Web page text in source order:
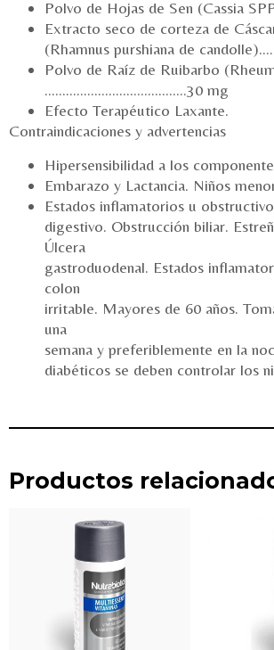
Polvo de Hojas de Sen (Cassia
Extracto seco de corteza de
(Rhamnus purshiana de
Polvo de Raíz de Ruibarbo
………………………………….30 mg
Efecto Terapéutico Laxante.
Contraindicaciones y advertencias
Hipersensibilidad a los
Embarazo y Lactancia. Niños
Estados inflamatorios u
digestivo. Obstrucción biliar.
Úlcera
gastroduodenal. Estados
colon
irritable. Mayores de 60 años.
una
semana y preferiblemente en la
diabéticos se deben controlar los
Productos